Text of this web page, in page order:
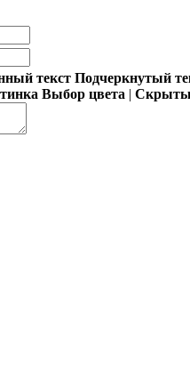
текст Подчеркнутый
Выбор цвета |